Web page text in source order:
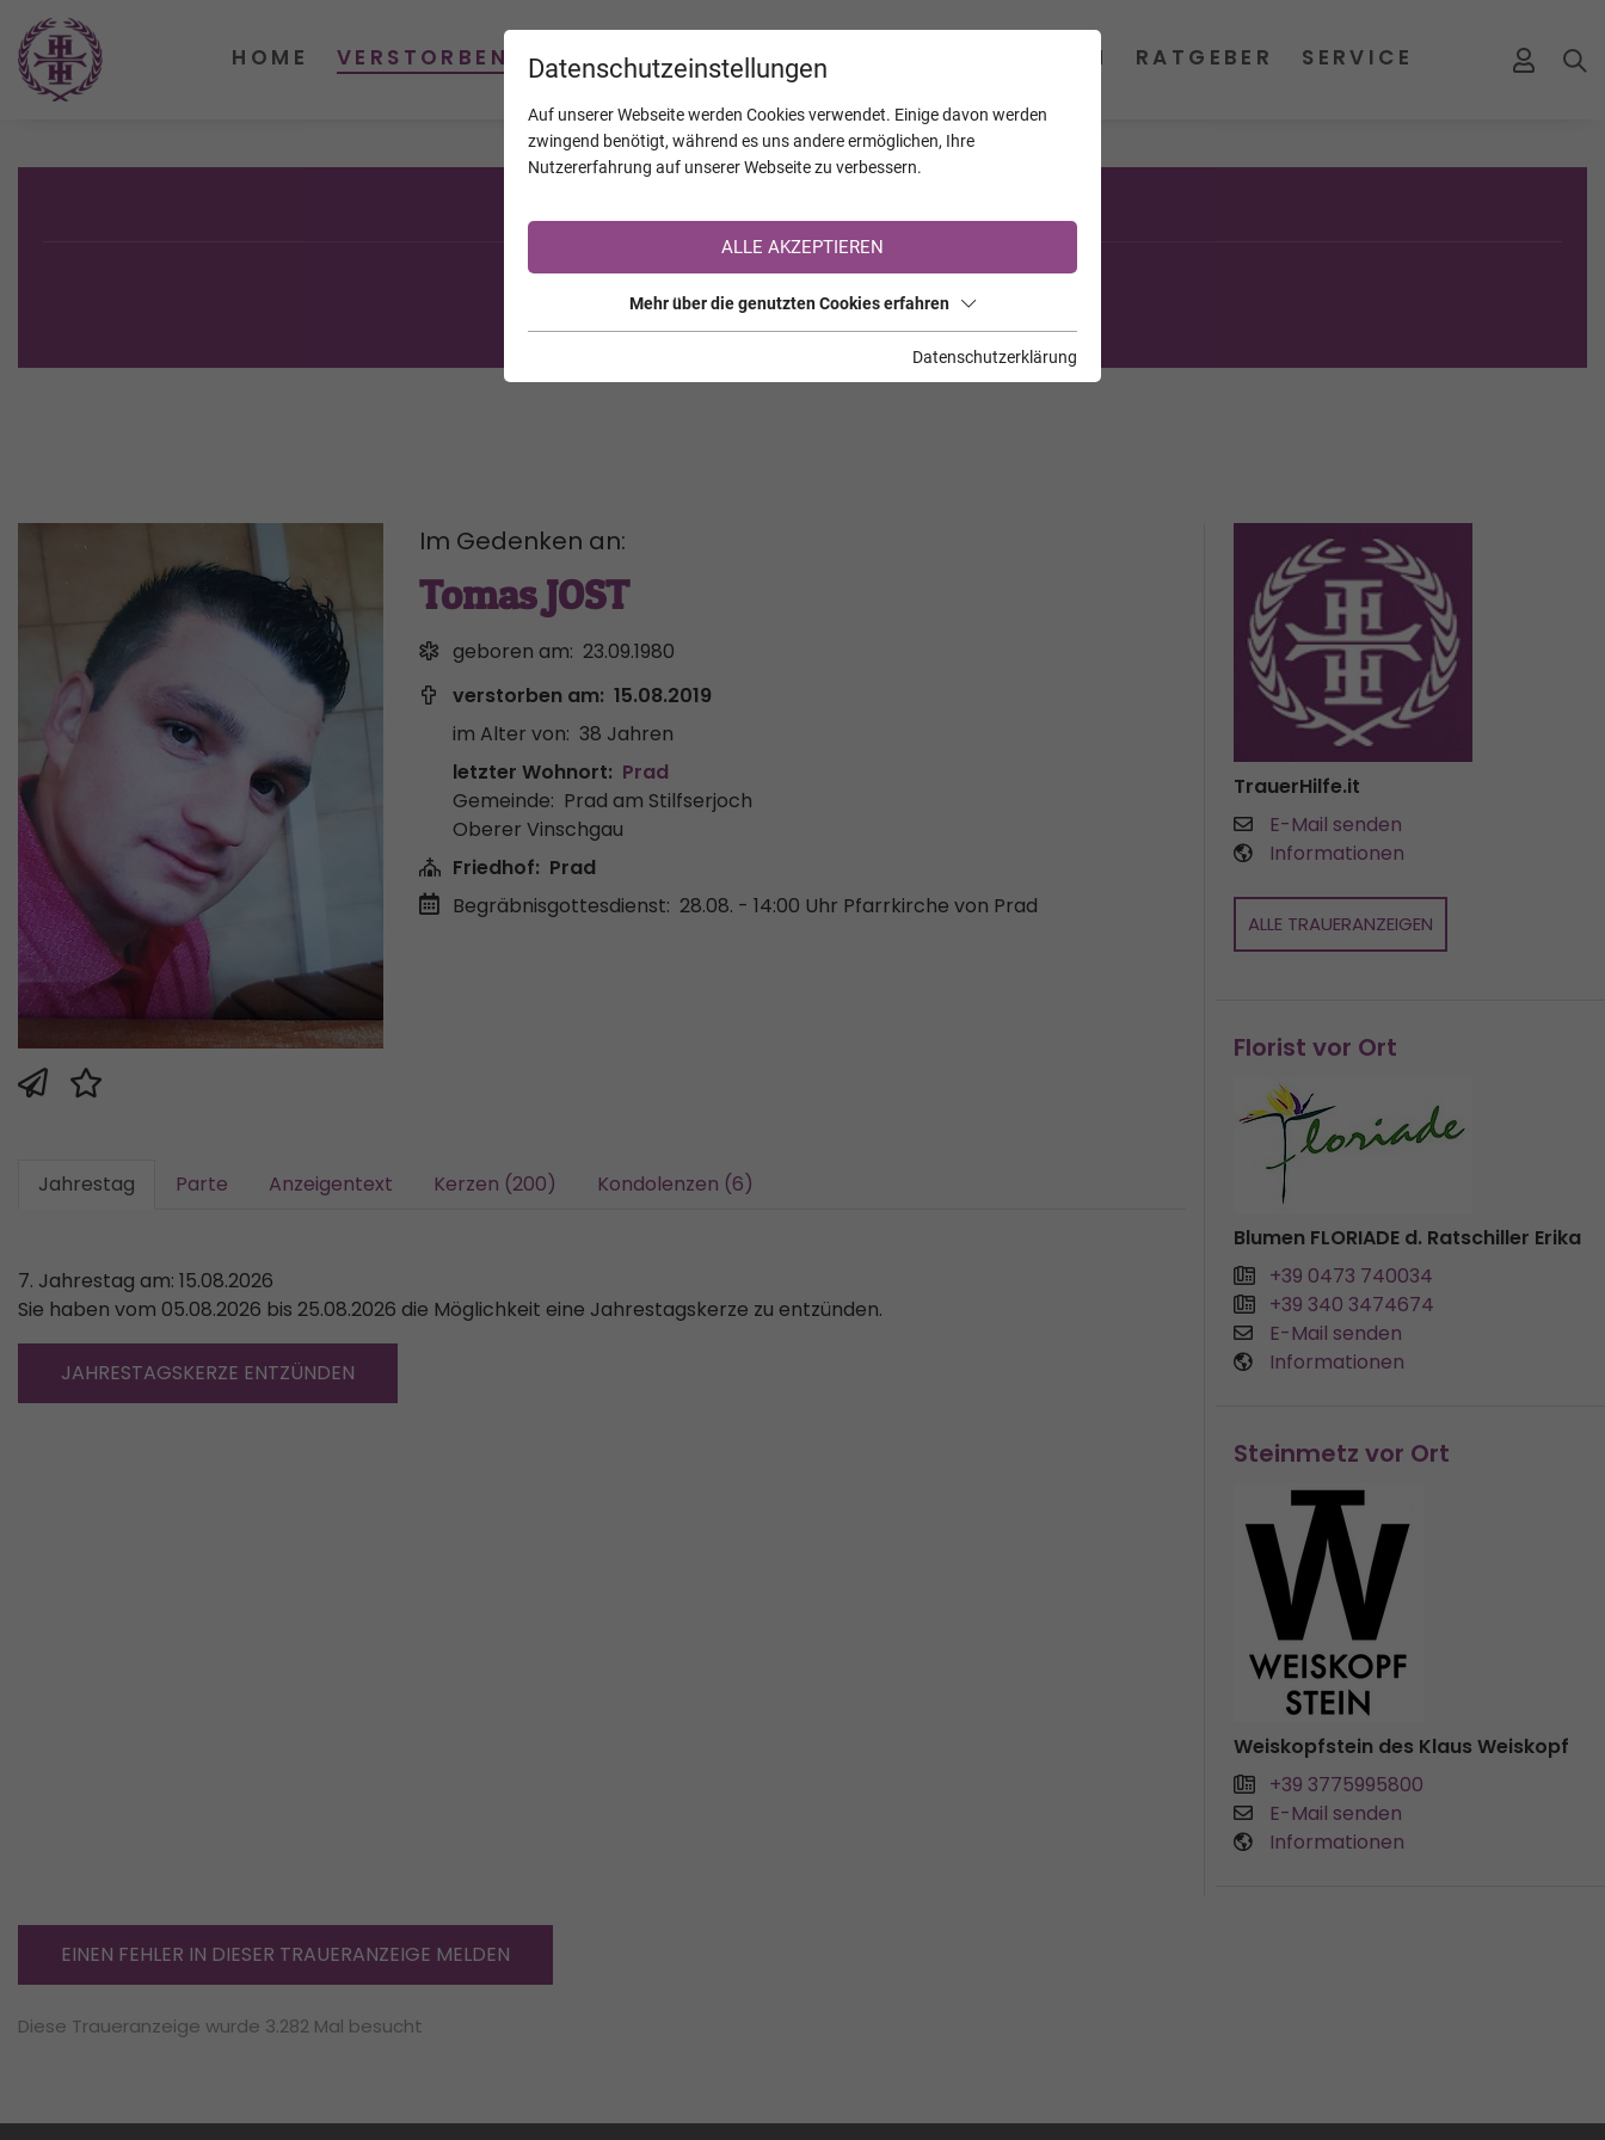
Sie sind noch nicht auf TrauerHilfe.it registriert?
>> zur kostenlosen Registrierung <<
Im Gedenken an:
Tomas JOST
geboren am: 23.09.1980
verstorben am: 15.08.2019
im Alter von: 38 Jahren
letzter Wohnort: Prad
Gemeinde: Prad am Stilfserjoch
Oberer Vinschgau
Friedhof: Prad
Begräbnisgottesdienst: 28.08. - 14:00 Uhr Pfarrkirche von Prad
Jahrestag Parte Anzeigentext Kerzen (200) Kondolenzen (6)
7. Jahrestag am: 15.08.2026
Sie haben vom 05.08.2026 bis 25.08.2026 die Möglichkeit eine Jahrestagskerze zu entzünden.
JAHRESTAGSKERZE ENTZÜNDEN
TrauerHilfe.it
E-Mail senden
Informationen
ALLE TRAUERANZEIGEN
Florist vor Ort
Blumen FLORIADE d. Ratschiller Erika
+39 0473 740034
+39 340 3474674
E-Mail senden
Informationen
Steinmetz vor Ort
Weiskopfstein des Klaus Weiskopf
+39 3775995800
E-Mail senden
Informationen
EINEN FEHLER IN DIESER TRAUERANZEIGE MELDEN
Diese Traueranzeige wurde 3.282 Mal besucht
Datenschutzeinstellungen
Auf unserer Webseite werden Cookies verwendet. Einige davon werden
zwingend benötigt, während es uns andere ermöglichen, Ihre
Nutzererfahrung auf unserer Webseite zu verbessern.
ALLE AKZEPTIEREN
Mehr über die genutzten Cookies erfahren
Datenschutzerklärung
HOME VERSTORBENE KALENDER JAHRESTAGE UNTERNEHMEN RATGEBER SERVICE